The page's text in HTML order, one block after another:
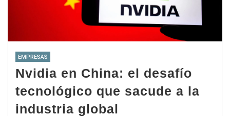
EMPRESAS
Nvidia en China: el desafío
tecnológico que sacude a la
industria global